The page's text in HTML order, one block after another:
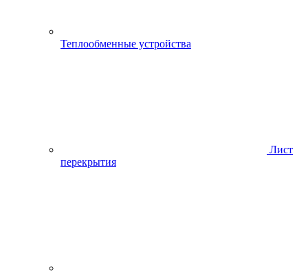
Теплообменные устройства
Лист
перекрытия